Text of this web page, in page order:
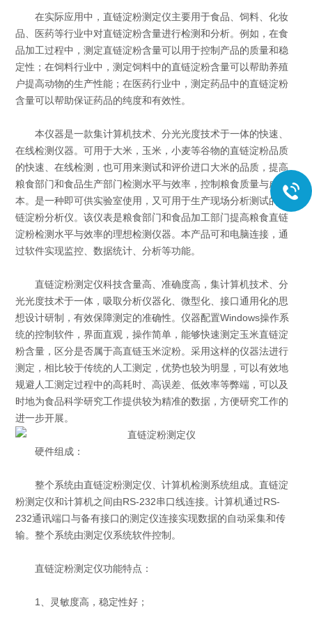
在实际应用中，直链淀粉测定仪主要用于食品、饲料、化妆
品、医药等行业中对直链淀粉含量进行检测和分析。例如，在食
品加工过程中，测定直链淀粉含量可以用于控制产品的质量和稳
定性；在饲料行业中，测定饲料中的直链淀粉含量可以帮助养殖
户提高动物的生产性能；在医药行业中，测定药品中的直链淀粉
含量可以帮助保证药品的纯度和有效性。
本仪器是一款集计算机技术、分光光度技术于一体的快速、
在线检测仪器。可用于大米，玉米，小麦等谷物的直链淀粉品质
的快速、在线检测，也可用来测试和评价进口大米的品质，提高
粮食部门和食品生产部门检测水平与效率，控制粮食质量与成
本。是一种即可供实验室使用，又可用于生产现场分析测试的直
链淀粉分析仪。该仪表是粮食部门和食品加工部门提高粮食直链
淀粉检测水平与效率的理想检测仪器。本产品可和电脑连接，通
过软件实现监控、数据统计、分析等功能。
直链淀粉测定仪科技含量高、准确度高，集计算机技术、分
光光度技术于一体，吸取分析仪器化、微型化、接口通用化的思
想设计研制，有效保障测定的准确性。仪器配置Windows操作系
统的控制软件，界面直观，操作简单，能够快速测定玉米直链淀
粉含量，区分是否属于高直链玉米淀粉。采用这样的仪器法进行
测定，相比较于传统的人工测定，优势也较为明显，可以有效地
规避人工测定过程中的高耗时、高误差、低效率等弊端，可以及
时地为食品科学研究工作提供较为精准的数据，方便研究工作的
进一步开展。
硬件组成：
整个系统由直链淀粉测定仪、计算机检测系统组成。直链淀
粉测定仪和计算机之间由RS-232串口线连接。计算机通过RS-
232通讯端口与备有接口的测定仪连接实现数据的自动采集和传
输。整个系统由测定仪系统软件控制。
直链淀粉测定仪功能特点：
1、灵敏度高，稳定性好；